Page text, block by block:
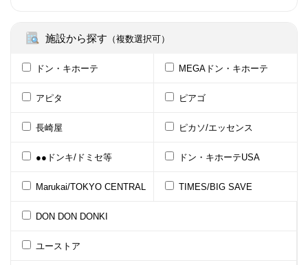
施設から探す （複数選択可）
ドン・キホーテ MEGAドン・キホーテ
アピタ ピアゴ
長崎屋 ピカソ/エッセンス
●●ドンキ/ドミセ等 ドン・キホーテUSA
Marukai/TOKYO CENTRAL TIMES/BIG SAVE
DON DON DONKI
ユーストア